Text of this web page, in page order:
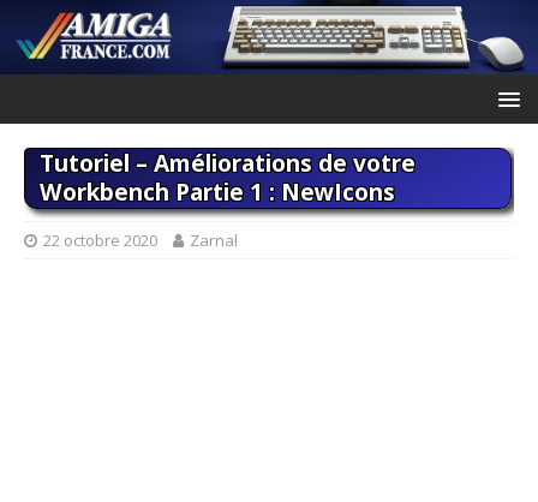
Tutoriel – Améliorations de votre
Workbench Partie 1 : NewIcons
22 octobre 2020 Zarnal